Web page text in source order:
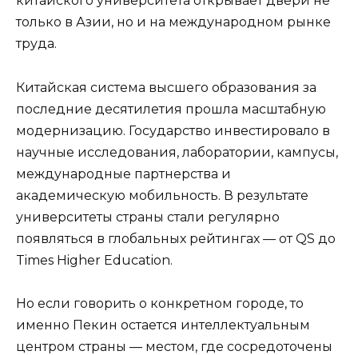
только в Азии, но и на международном рынке
труда.
Китайская система высшего образования за
последние десятилетия прошла масштабную
модернизацию. Государство инвестировало в
научные исследования, лаборатории, кампусы,
международные партнерства и
академическую мобильность. В результате
университеты страны стали регулярно
появляться в глобальных рейтингах — от QS до
Times Higher Education.
Но если говорить о конкретном городе, то
именно Пекин остается интеллектуальным
центром страны — местом, где сосредоточены